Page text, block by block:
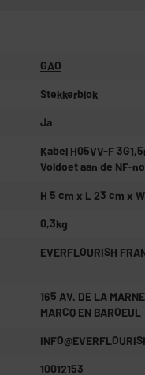
GAO
Stekkerblok
Ja
Kabel H05VV-F
Voldoet aan de NF-
H 5 cm x L 23 cm x
0,3kg
EVERFLOURISH
165 AV. DE LA
MARCQ EN BAROEUL
10012153